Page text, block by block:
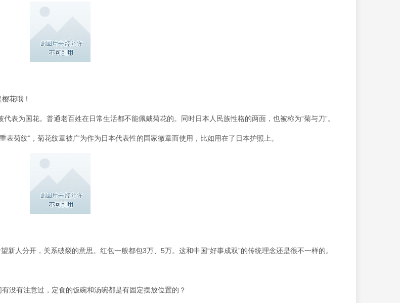
花哦！
表为国花。普通老百姓在日常生活都不能佩戴菊花的。同时日本人民族性格的两面，也被称为“菊与刀”。
菊纹”，菊花纹章被广为作为日本代表性的国家徽章而使用，比如用在了日本护照上。
人分开，关系破裂的意思。红包一般都包3万、5万。这和中国“好事成双”的传统理念还是很不一样的。
没有注意过，定食的饭碗和汤碗都是有固定摆放位置的？